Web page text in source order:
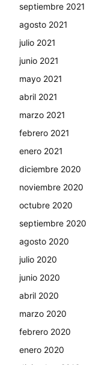
septiembre 2021
agosto 2021
julio 2021
junio 2021
mayo 2021
abril 2021
marzo 2021
febrero 2021
enero 2021
diciembre 2020
noviembre 2020
octubre 2020
septiembre 2020
agosto 2020
julio 2020
junio 2020
abril 2020
marzo 2020
febrero 2020
enero 2020